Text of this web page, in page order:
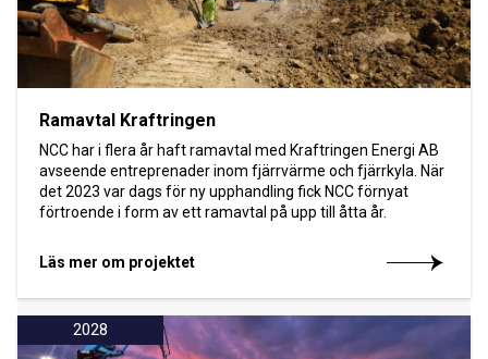
Ramavtal Kraftringen
NCC har i flera år haft ramavtal med Kraftringen Energi AB
avseende entreprenader inom fjärrvärme och fjärrkyla. När
det 2023 var dags för ny upphandling fick NCC förnyat
förtroende i form av ett ramavtal på upp till åtta år.
Läs mer om projektet
2028